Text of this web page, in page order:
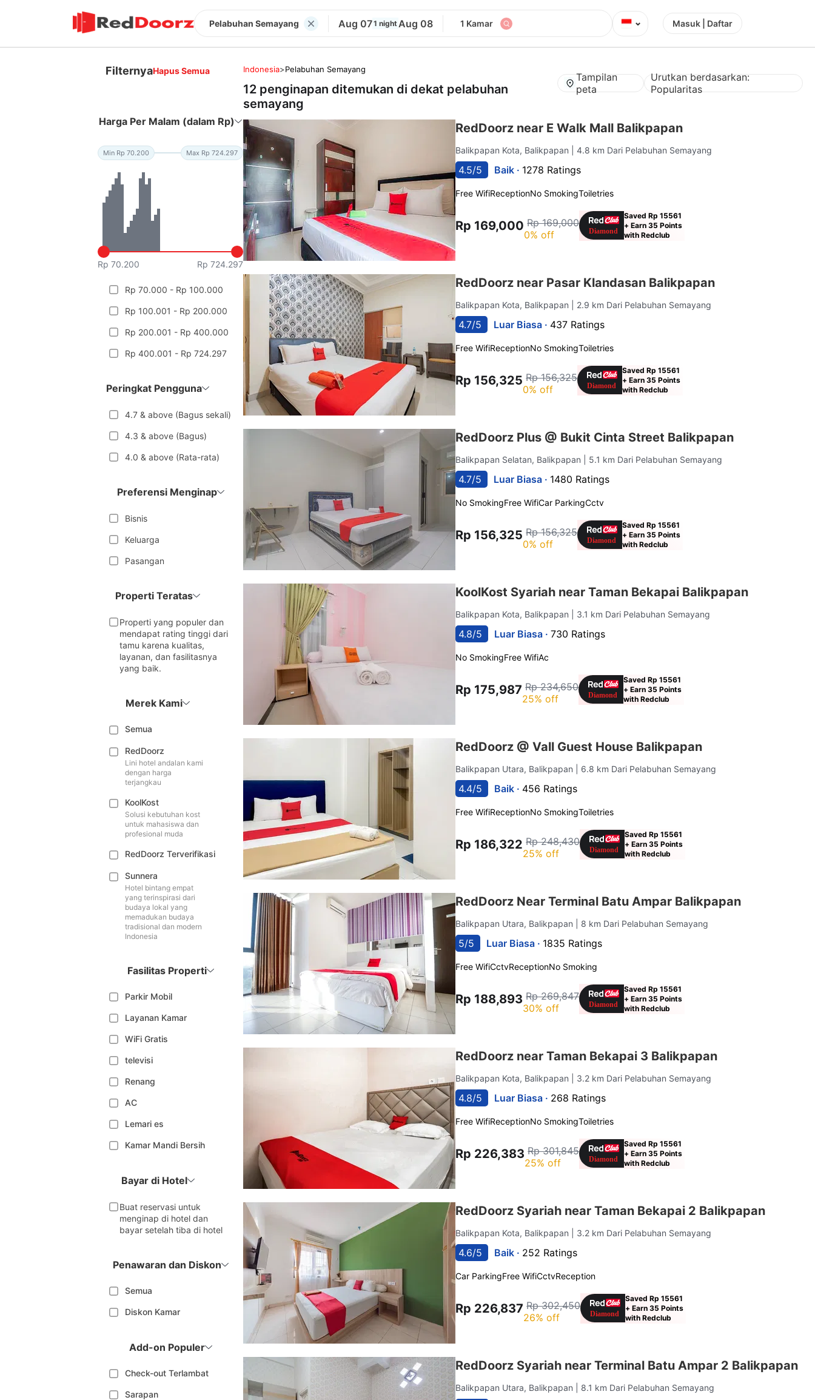
Pelabuhan Semayang Aug 071 night Aug 08 1 Kamar ⌄ Masuk | Daftar
FilternyaHapus Semua
Harga Per Malam (dalam Rp)
Min Rp 70.200 Max Rp 724.297
Rp 70.200 Rp 724.297
Rp 70.000 - Rp 100.000
Rp 100.001 - Rp 200.000
Rp 200.001 - Rp 400.000
Rp 400.001 - Rp 724.297
Peringkat Pengguna
4.7 & above (Bagus sekali)
4.3 & above (Bagus)
4.0 & above (Rata-rata)
Preferensi Menginap
Bisnis
Keluarga
Pasangan
Properti Teratas
Properti yang populer dan
mendapat rating tinggi dari
tamu karena kualitas,
layanan, dan fasilitasnya
yang baik.
Merek Kami
Semua
RedDoorz
Lini hotel andalan kami
dengan harga
terjangkau
KoolKost
Solusi kebutuhan kost
untuk mahasiswa dan
profesional muda
RedDoorz Terverifikasi
Sunnera
Hotel bintang empat
yang terinspirasi dari
budaya lokal yang
memadukan budaya
tradisional dan modern
Indonesia
Fasilitas Properti
Parkir Mobil
Layanan Kamar
WiFi Gratis
televisi
Renang
AC
Lemari es
Kamar Mandi Bersih
Bayar di Hotel
Buat reservasi untuk
menginap di hotel dan
bayar setelah tiba di hotel
Penawaran dan Diskon
Semua
Diskon Kamar
Add-on Populer
Check-out Terlambat
Sarapan
Indonesia>Pelabuhan Semayang
12 penginapan ditemukan di dekat pelabuhan
semayang
Tampilan
peta
Urutkan berdasarkan:
Popularitas
RedDoorz near E Walk Mall Balikpapan
Balikpapan Kota, Balikpapan | 4.8 km Dari Pelabuhan Semayang
4.5/5 Baik · 1278 Ratings
Free WifiReceptionNo SmokingToiletries
Rp 169,000 Rp 169,000
0% off
Saved Rp 15561
+ Earn 35 Points
with Redclub
RedDoorz near Pasar Klandasan Balikpapan
Balikpapan Kota, Balikpapan | 2.9 km Dari Pelabuhan Semayang
4.7/5 Luar Biasa · 437 Ratings
Free WifiReceptionNo SmokingToiletries
Rp 156,325 Rp 156,325
0% off
Saved Rp 15561
+ Earn 35 Points
with Redclub
RedDoorz Plus @ Bukit Cinta Street Balikpapan
Balikpapan Selatan, Balikpapan | 5.1 km Dari Pelabuhan Semayang
4.7/5 Luar Biasa · 1480 Ratings
No SmokingFree WifiCar ParkingCctv
Rp 156,325 Rp 156,325
0% off
Saved Rp 15561
+ Earn 35 Points
with Redclub
KoolKost Syariah near Taman Bekapai Balikpapan
Balikpapan Kota, Balikpapan | 3.1 km Dari Pelabuhan Semayang
4.8/5 Luar Biasa ·730 Ratings
No SmokingFree WifiAc
Rp 175,987 Rp 234,650
25% off
Saved Rp 15561
+ Earn 35 Points
with Redclub
RedDoorz @ Vall Guest House Balikpapan
Balikpapan Utara, Balikpapan | 6.8 km Dari Pelabuhan Semayang
4.4/5 Baik · 456 Ratings
Free WifiReceptionNo SmokingToiletries
Rp 186,322 Rp 248,430
25% off
Saved Rp 15561
+ Earn 35 Points
with Redclub
RedDoorz Near Terminal Batu Ampar Balikpapan
Balikpapan Utara, Balikpapan | 8 km Dari Pelabuhan Semayang
5/5 Luar Biasa · 1835 Ratings
Free WifiCctvReceptionNo Smoking
Rp 188,893 Rp 269,847
30% off
Saved Rp 15561
+ Earn 35 Points
with Redclub
RedDoorz near Taman Bekapai 3 Balikpapan
Balikpapan Kota, Balikpapan | 3.2 km Dari Pelabuhan Semayang
4.8/5 Luar Biasa · 268 Ratings
Free WifiReceptionNo SmokingToiletries
Rp 226,383 Rp 301,845
25% off
Saved Rp 15561
+ Earn 35 Points
with Redclub
RedDoorz Syariah near Taman Bekapai 2 Balikpapan
Balikpapan Kota, Balikpapan | 3.2 km Dari Pelabuhan Semayang
4.6/5 Baik · 252 Ratings
Car ParkingFree WifiCctvReception
Rp 226,837 Rp 302,450
26% off
Saved Rp 15561
+ Earn 35 Points
with Redclub
RedDoorz Syariah near Terminal Batu Ampar 2 Balikpapan
Balikpapan Utara, Balikpapan | 8.1 km Dari Pelabuhan Semayang